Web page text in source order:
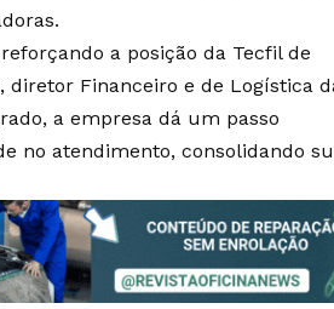
a posição da Tecfil de
diretor Financeiro e de Logística
a empresa dá um passo
no atendimento, consolidando